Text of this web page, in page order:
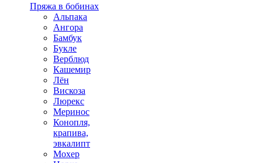
Пряжа в бобинах
Альпака
Ангора
Бамбук
Букле
Верблюд
Кашемир
Лён
Вискоза
Люрекс
Меринос
Конопля,
крапива,
эвкалипт
Мохер